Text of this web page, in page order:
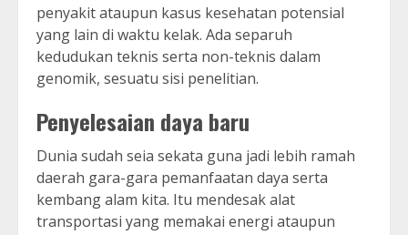
penyakit ataupun kasus kesehatan potensial
yang lain di waktu kelak. Ada separuh
kedudukan teknis serta non-teknis dalam
genomik, sesuatu sisi penelitian.
Penyelesaian daya baru
Dunia sudah seia sekata guna jadi lebih ramah
daerah gara-gara pemanfaatan daya serta
kembang alam kita. Itu mendesak alat
transportasi yang memakai energi ataupun